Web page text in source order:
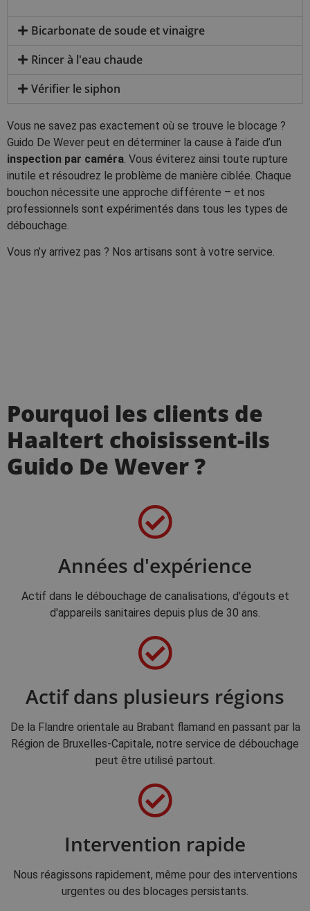
Bicarbonate de soude et vinaigre
Rincer à l'eau chaude
Vérifier le siphon
Vous ne savez pas exactement où se trouve le blocage ?
Guido De Wever peut en déterminer la cause à l’aide d’un
inspection par caméra . Vous éviterez ainsi toute rupture
inutile et résoudrez le problème de manière ciblée. Chaque
bouchon nécessite une approche différente – et nos
professionnels sont expérimentés dans tous les types de
débouchage.
Vous n’y arrivez pas ? Nos artisans sont à votre service.
Pourquoi les clients de
Haaltert choisissent-ils
Guido De Wever ?
Années d'expérience
Actif dans le débouchage de canalisations, d'égouts et
d'appareils sanitaires depuis plus de 30 ans.
Actif dans plusieurs régions
De la Flandre orientale au Brabant flamand en passant par la
Région de Bruxelles-Capitale, notre service de débouchage
peut être utilisé partout.
Intervention rapide
Nous réagissons rapidement, même pour des interventions
urgentes ou des blocages persistants.